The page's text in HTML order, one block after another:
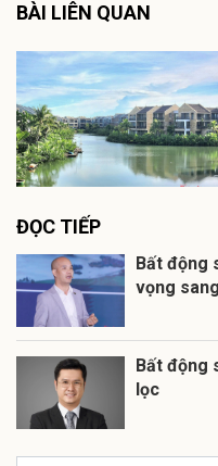
BÀI LIÊN QUAN
ĐỌC TIẾP
Bất động
vọng
Bất động
lọc